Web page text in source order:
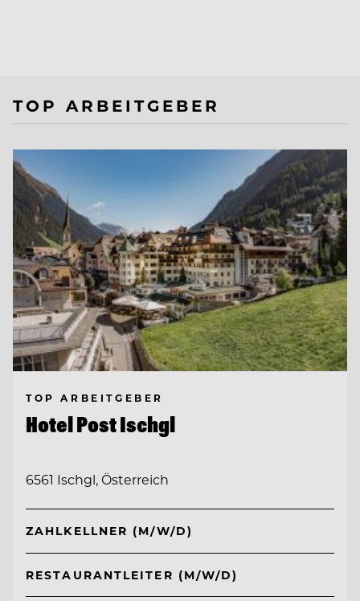
TOP ARBEITGEBER
TOP ARBEITGEBER
Hotel Post Ischgl
6561 Ischgl, Österreich
ZAHLKELLNER (M/W/D)
RESTAURANTLEITER (M/W/D)